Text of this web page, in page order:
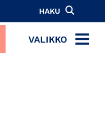
HAKU
VALIKKO
MENU